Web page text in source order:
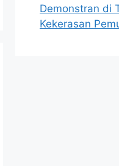
Demonstran di
Kekerasan